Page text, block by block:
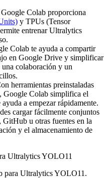
Google Colab proporciona
y TPUs (Tensor
entrenar Ultralytics
Colab te ayuda a compartir
en Google Drive y simplificar
colaboración y un
herramientas preinstaladas
Google Colab simplifica el
a empezar rápidamente.
cargar fácilmente conjuntos
u otras fuentes en la
y el almacenamiento de
para Ultralytics YOLO11.